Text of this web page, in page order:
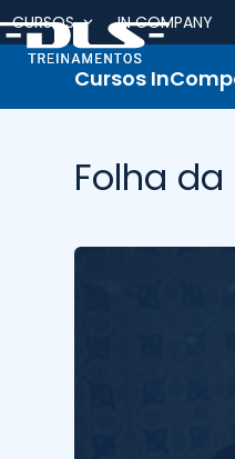
Skip
to
content
CURSOS IN COMPANY
Cursos
Folha da